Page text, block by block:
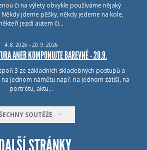
či na výlety obvykle používáme nějaký
jdeme pěšky, někdy jedeme na kole,
někteří jezdí autem či…
4. 8. 2026 - 20. 9. 2026
ANEB KOMPONUJTE BAREVNĚ - 20.9.
3 ze základních skladebných postupů a
jednom námětu např. na jednom zátiší, na
portrétu, aktu…
SOUTĚŽE
STRÁNKY